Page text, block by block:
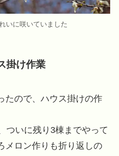
いに咲いていました
掛け作業
たので、ハウス掛けの作
ついに残り3棟までやって
メロン作りも折り返しの